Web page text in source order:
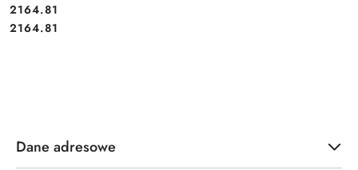
Cena:
2164.81
Cena:
2164.81
Dane adresowe